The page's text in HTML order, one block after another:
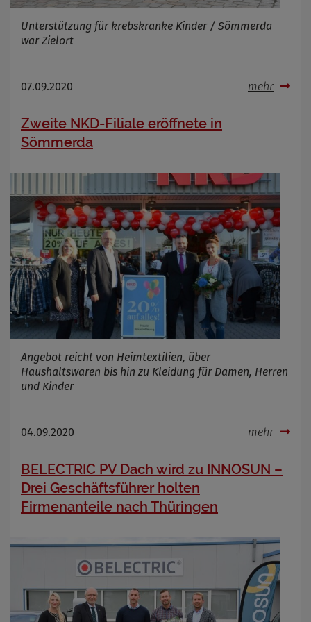
Unterstützung für krebskranke Kinder / Sömmerda
war Zielort
07.09.2020 mehr
Zweite NKD-Filiale eröffnete in
Sömmerda
Angebot reicht von Heimtextilien, über
Haushaltswaren bis hin zu Kleidung für Damen, Herren
und Kinder
04.09.2020 mehr
BELECTRIC PV Dach wird zu INNOSUN –
Drei Geschäftsführer holten
Firmenanteile nach Thüringen
Zweck
Cookie Name
Infos schließen